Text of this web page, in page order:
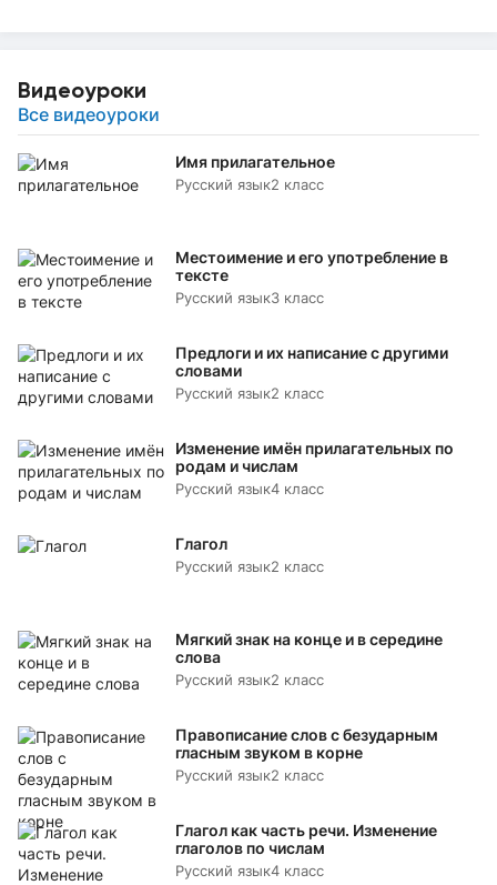
Видеоуроки
Все видеоуроки
Имя прилагательное
Русский язык2 класс
Местоимение и его употребление в
тексте
Русский язык3 класс
Предлоги и их написание с другими
словами
Русский язык2 класс
Изменение имён прилагательных по
родам и числам
Русский язык4 класс
Глагол
Русский язык2 класс
Мягкий знак на конце и в середине
слова
Русский язык2 класс
Правописание слов с безударным
гласным звуком в корне
Русский язык2 класс
Глагол как часть речи. Изменение
глаголов по числам
Русский язык4 класс